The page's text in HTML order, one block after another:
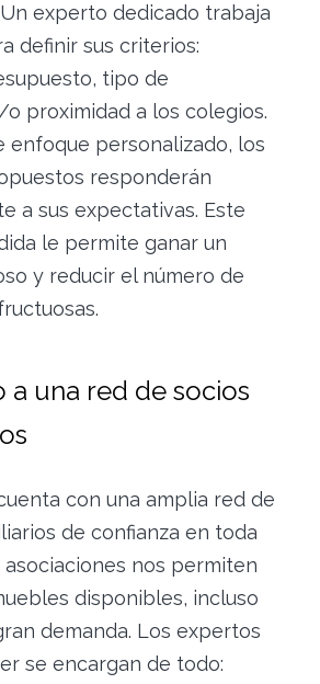
experto dedicado trabaja
definir sus criterios:
tipo de
proximidad a los colegios.
enfoque personalizado, los
responderán
a sus expectativas. Este
le permite ganar un
y reducir el número de
a una red de socios
con una amplia red de
de confianza en toda
asociaciones nos permiten
disponibles, incluso
demanda. Los expertos
se encargan de todo: